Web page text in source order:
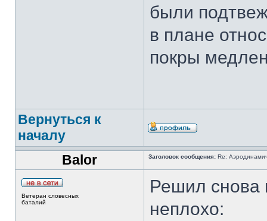
были
в плане
покры
Вернуться к
началу
Balor
Заголовок сообщения: Re:
Ветеран словесных
баталий
Решил снова
неплохо: